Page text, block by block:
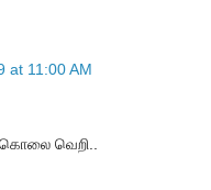
at 11:00 AM
வெறி..